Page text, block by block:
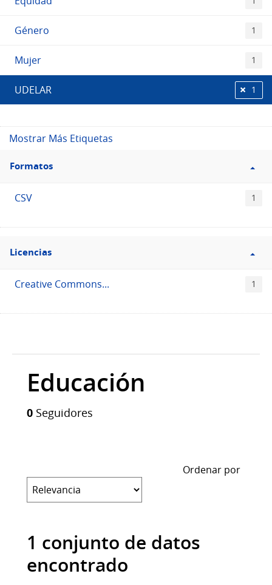
Género 1
Mujer 1
UDELAR 1
Mostrar Más Etiquetas
Filtro
Formatos
Formatos
CSV 1
Filtro
Licencias
Licencias
Creative Commons... 1
Educación
0 Seguidores
Ordenar por
1 conjunto de datos
encontrado